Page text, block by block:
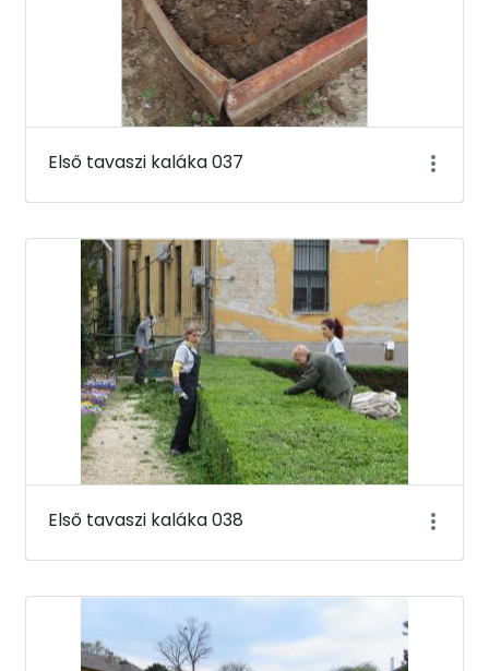
Első tavaszi kaláka 037
Első tavaszi kaláka 038